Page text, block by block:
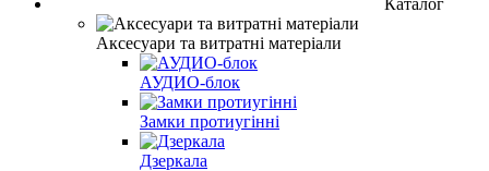
Аксесуари та витратні матеріали
АУДИО-блок
Замки протиугінні
Дзеркала